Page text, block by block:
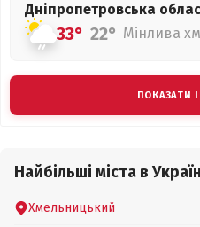
Дніпропетровська
33° 22° Мінлива
ПОКАЗАТИ
Найбільші міста в
Хмельницький